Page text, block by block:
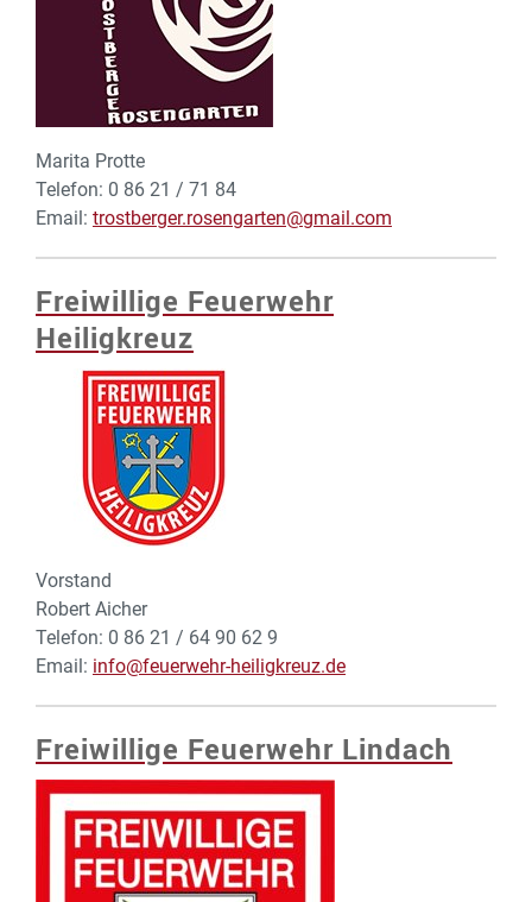
Marita Protte
Telefon: 0 86 21 / 71 84
Email: trostberger.rosengarten@gmail.com
Freiwillige Feuerwehr
Heiligkreuz
Vorstand
Robert Aicher
Telefon: 0 86 21 / 64 90 62 9
Email: info@feuerwehr-heiligkreuz.de
Freiwillige Feuerwehr Lindach